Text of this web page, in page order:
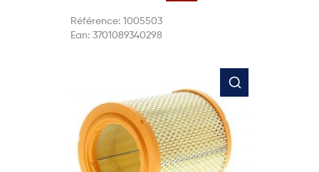
Référence: 1005503
Ean: 3701089340298